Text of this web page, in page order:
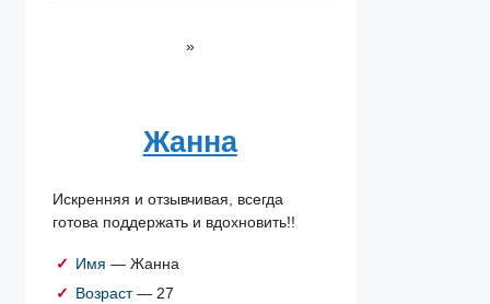
»
Жанна
Искренняя и отзывчивая, всегда
готова поддержать и вдохновить!!
Имя — Жанна
Возраст— 27